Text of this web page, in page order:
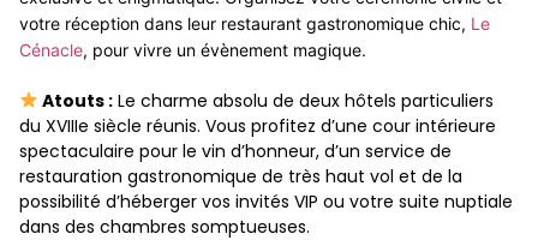
votre réception dans leur restaurant gastronomique chic, Le
Cénacle, pour vivre un évènement magique.
Atouts :Le charme absolu de deux hôtels particuliers
du XVIIIe siècle réunis. Vous profitez d’une cour intérieure
spectaculaire pour le vin d’honneur, d’un service de
restauration gastronomique de très haut vol et de la
possibilité d’héberger vos invités VIP ou votre suite nuptiale
dans des chambres somptueuses.